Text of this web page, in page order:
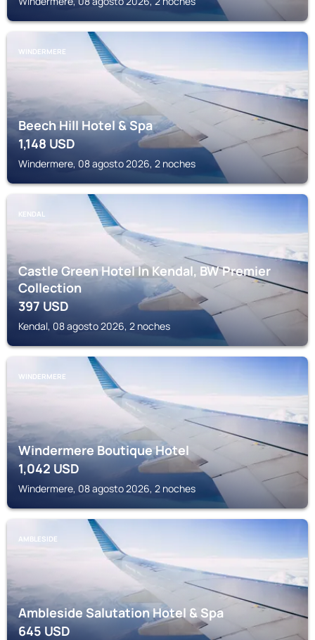
WINDERMERE
Beech Hill Hotel & Spa
1,148USD
Windermere, 08 agosto 2026, 2 noches
KENDAL
Castle Green Hotel In Kendal, BW Premier
Collection
397USD
Kendal, 08 agosto 2026, 2 noches
WINDERMERE
Windermere Boutique Hotel
1,042USD
Windermere, 08 agosto 2026, 2 noches
AMBLESIDE
Ambleside Salutation Hotel & Spa
645USD